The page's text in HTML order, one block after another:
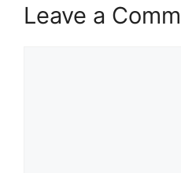
Leave a